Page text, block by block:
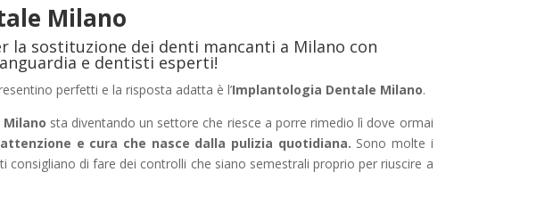
Milano
la sostituzione dei denti mancanti a Milano con
e dentisti esperti!
perfetti e la risposta adatta è l’Implantologia Dentale Milano.
sta diventando un settore che riesce a porre rimedio lì dove ormai
e cura che nasce dalla pulizia quotidiana. Sono molte i
consigliano di fare dei controlli che siano semestrali proprio per riuscire a